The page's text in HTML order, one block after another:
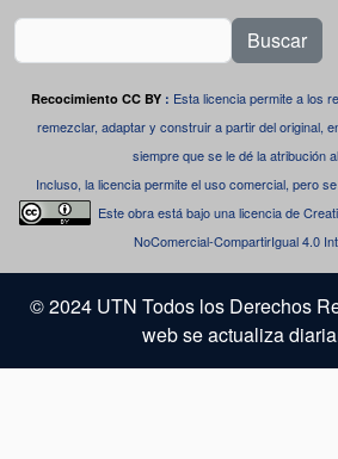
Buscar
Recocimiento CC BY : Esta licencia permite a los
remezclar, adaptar y construir a partir del original,
siempre que se le dé la atribución
Incluso, la licencia permite el uso comercial, pero
Este obra está bajo unalicencia de
NoComercial-CompartirIgual 4.0
© 2024 UTN Todos los Derechos
web se actualiza